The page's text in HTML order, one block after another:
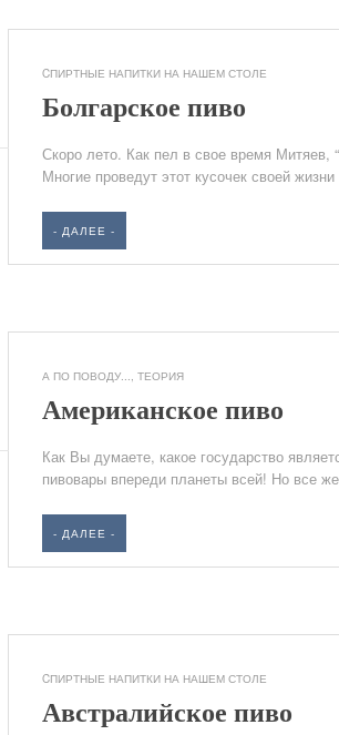
CПИРТНЫЕ НАПИТКИ НА НАШЕМ СТОЛЕ
Болгарское пиво
Скоро лето. Как пел в свое время Митяев,
Многие проведут этот кусочек своей
- ДАЛЕЕ -
А ПО ПОВОДУ..., ТЕОРИЯ
Американское пиво
Как Вы думаете, какое государство
пивовары впереди планеты всей! Но все
- ДАЛЕЕ -
CПИРТНЫЕ НАПИТКИ НА НАШЕМ СТОЛЕ
Австралийское пиво